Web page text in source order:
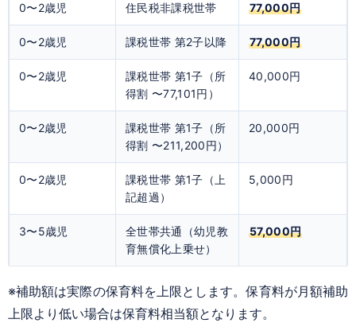
0〜2歳児 住民税非課税世帯 77,000円
0〜2歳児 課税世帯 第2子以降 77,000円
0〜2歳児
課税世帯 第1子（所
得割 〜77,101円）
40,000円
0〜2歳児
課税世帯 第1子（所
得割 〜211,200円）
20,000円
0〜2歳児
課税世帯 第1子（上
記超過）
5,000円
3〜5歳児
全世帯共通（幼児教
育無償化上乗せ）
57,000円
※補助額は実際の保育料を上限とします。保育料が月額補助
上限より低い場合は保育料相当額となります。